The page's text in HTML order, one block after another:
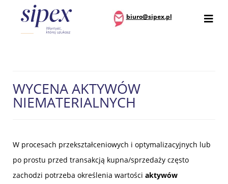
biuro@sipex.pl
WYCENA AKTYWÓW
NIEMATERIALNYCH
W procesach przekształceniowych i optymalizacyjnych lub
po prostu przed transakcją kupna/sprzedaży często
zachodzi potrzeba określenia wartości aktywów